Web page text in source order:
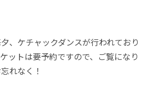
、ケチャックダンスが行われており
ットは要予約ですので、ご覧になり
れなく！